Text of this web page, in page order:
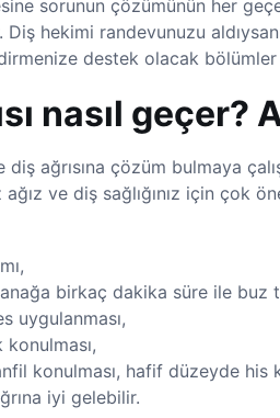
sorunun çözümünün her
hekimi randevunuzu
destek olacak
nasıl geçer?
ağrısına çözüm bulmaya
ve diş sağlığınız için çok
birkaç dakika süre ile
uygulanması,
konulması,
konulması, hafif düzeyde his
iyi gelebilir.